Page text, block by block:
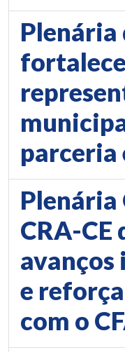
Plenária
fortalece
parceria
CRA-CE
e
com o